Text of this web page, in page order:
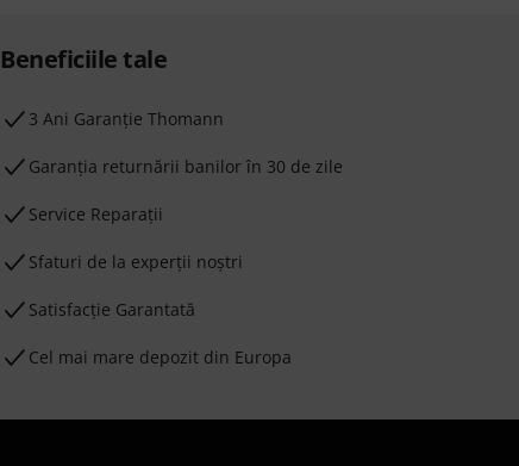
Beneficiile tale
3 Ani Garanție Thomann
Garanţia returnării banilor în 30 de zile
Service Reparații
Sfaturi de la experții noștri
Satisfacție Garantată
Cel mai mare depozit din Europa